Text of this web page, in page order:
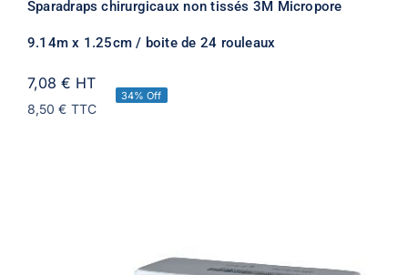
Sparadraps chirurgicaux non tissés 3M Micropore
9.14m x 1.25cm / boite de 24 rouleaux
7,08 € HT
8,50 € TTC
34% Off